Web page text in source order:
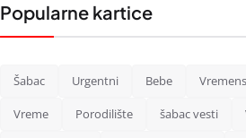
Popularne kartice
Šabac Urgentni Bebe
Vreme Porodilište šabac vesti